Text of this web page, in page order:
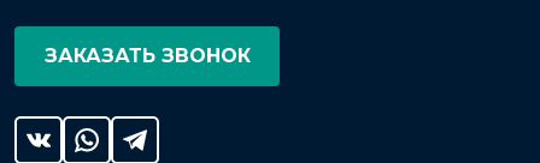
ЗАКАЗАТЬ ЗВОНОК